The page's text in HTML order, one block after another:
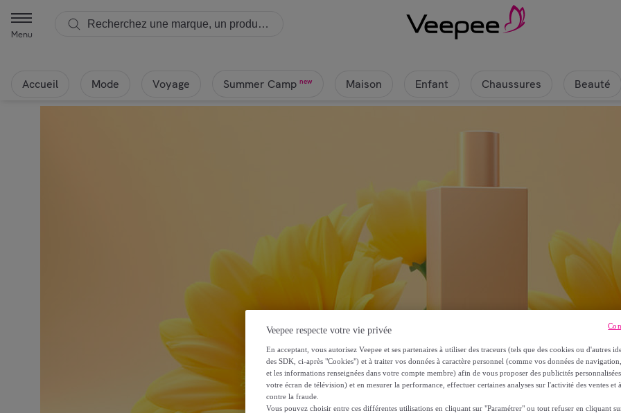
Menu
Accueil Mode Voyage Summer Camp new Maison Enfant Chaussures Beauté
Veepee respecte votre vie privée
En acceptant, vous autorisez Veepee et ses partenaires à utiliser des traceurs (tels que des cookies ou d'autres
des SDK, ci-après "Cookies") et à traiter vos données à caractère personnel (comme vos données de
et les informations renseignées dans votre compte membre) afin de vous proposer des publicités
votre écran de télévision) et en mesurer la performance, effectuer certaines analyses sur l'activité des ventes et
contre la fraude.
Vous pouvez choisir entre ces différentes utilisations en cliquant sur "Paramétrer" ou tout refuser en cliquant